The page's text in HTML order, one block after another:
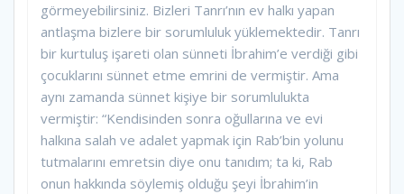
görmeyebilirsiniz. Bizleri Tanrı’nın ev halkı yapan
antlaşma bizlere bir sorumluluk yüklemektedir. Tanrı
bir kurtuluş işareti olan sünneti İbrahim’e verdiği gibi
çocuklarını sünnet etme emrini de vermiştir. Ama
aynı zamanda sünnet kişiye bir sorumlulukta
vermiştir: “Kendisinden sonra oğullarına ve evi
halkına salah ve adalet yapmak için Rab’bin yolunu
tutmalarını emretsin diye onu tanıdım; ta ki, Rab
onun hakkında söylemiş olduğu şeyi İbrahim’in